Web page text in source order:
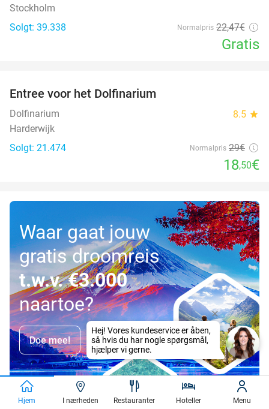
Stockholm
Solgt: 39.338
Normalpris 22,47€
Gratis
Entree voor het Dolfinarium
Dolfinarium 8.5 star
Harderwijk
Solgt: 21.474
Normalpris 29€
18,50€
Waar gaat jouw
gratis droomreis
t.w.v. €3.000
naartoe?
Doe mee!
Hjem I nærheden Restauranter Hoteller Menu